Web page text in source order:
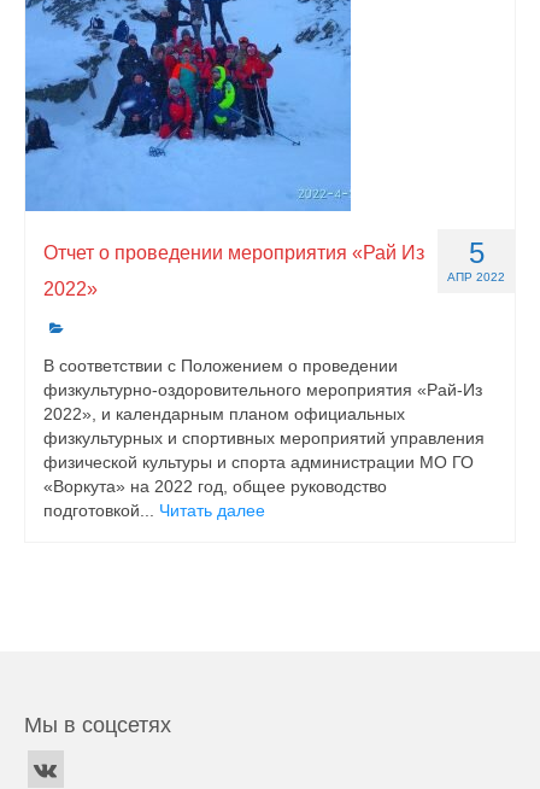
5
АПР 2022
Отчет о проведении мероприятия «Рай Из
2022»
В соответствии с Положением о проведении
физкультурно-оздоровительного мероприятия «Рай-Из
2022», и календарным планом официальных
физкультурных и спортивных мероприятий управления
физической культуры и спорта администрации МО ГО
«Воркута» на 2022 год, общее руководство
подготовкой... Читать далее
Мы в соцсетях